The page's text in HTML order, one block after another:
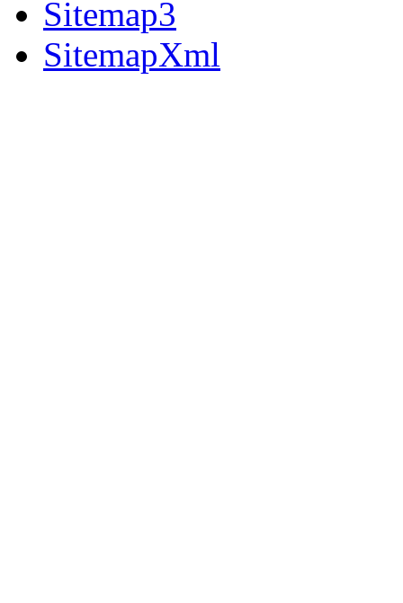
Sitemap3
SitemapXml